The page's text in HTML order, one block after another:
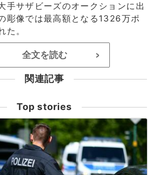
手サザビーズのオークションに出
彫像では最高額となる1326万ポ
た。
全文を読む >
関連記事
Top stories